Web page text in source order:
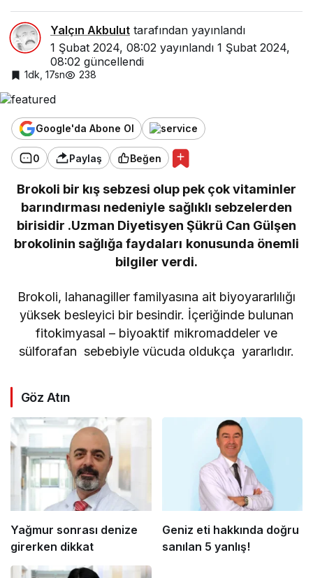
Yalçın Akbulut tarafından yayınlandı
1 Şubat 2024, 08:02 yayınlandı 1 Şubat 2024,
08:02 güncellendi
1dk, 17sn 238
Google'da Abone Ol
0 Paylaş Beğen
Brokoli bir kış sebzesi olup pek çok vitaminler
barındırması nedeniyle sağlıklı sebzelerden
birisidir .Uzman Diyetisyen Şükrü Can Gülşen
brokolinin sağlığa faydaları konusunda önemli
bilgiler verdi.
Brokoli, lahanagiller familyasına ait biyoyararlılığı
yüksek besleyici bir besindir. İçeriğinde bulunan
fitokimyasal – biyoaktif mikromaddeler ve
sülforafan sebebiyle vücuda oldukça yararlıdır.
Göz Atın
Yağmur sonrası denize
girerken dikkat
Geniz eti hakkında doğru
sanılan 5 yanlış!